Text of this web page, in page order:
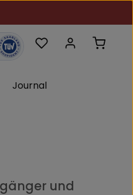
Du hast 0 Produkte
Journal
und